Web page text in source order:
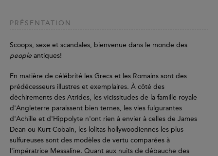
PRÉSENTATION
Scoops, sexe et scandales, bienvenue dans le monde des
people antiques!
En matière de célébrité les Grecs et les Romains sont des
prédécesseurs illustres et exemplaires. À côté des
déchirements des Atrides, les vicissitudes de la famille royale
d'Angleterre paraissent bien ternes, les vies fulgurantes
d'Achille et d'Hippolyte n'ont rien à envier à celles de James
Dean ou Kurt Cobain, les lolitas hollywoodiennes les plus
sulfureuses sont des modèles de vertu comparées à
l'impératrice Messaline. Quant aux nuits de débauche des